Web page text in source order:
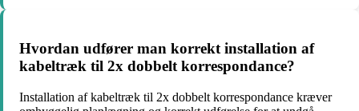
Hvordan udfører man korrekt installation af
kabeltræk til 2x dobbelt korrespondance?
Installation af kabeltræk til 2x dobbelt korrespondance kræver